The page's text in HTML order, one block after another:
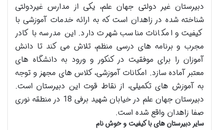
دبیرستان غیر دولتی جهان علم، یکی از مدارس غیردولتی
شناخته شده در زاهدان است که به ارائه خدمات آموزشی با
کیفیت و امکانات مناسب شهرت دارد. این مدرسه با کادر
مجرب و برنامه های درسی منظم، تلاش می کند تا دانش
آموزان را برای موفقیت در کنکور و ورود به دانشگاه های
معتبر آماده سازد. امکانات آموزشی، کلاس های مجهز و توجه
به آموزش های تکمیلی، از نقاط قوت این دبیرستان است.
دبیرستان جهان علم در خیابان شهید برفی 18 در منطقه نوری
صفا زاهدان واقع شده است.
سایر دبیرستان های با کیفیت و خوش نام